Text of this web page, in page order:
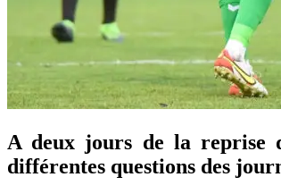
A deux jours de la reprise
différentes questions des